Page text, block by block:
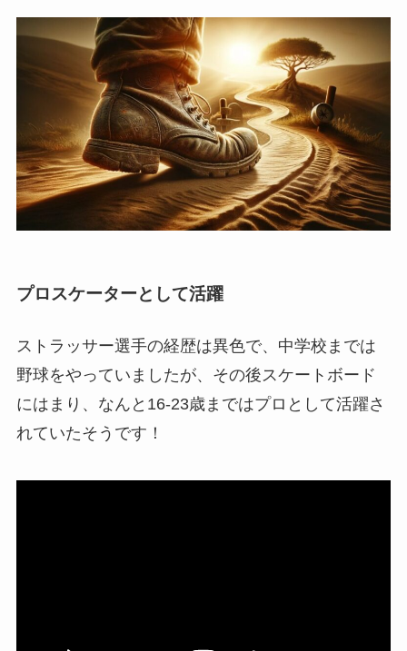
プロスケーターとして活躍
ストラッサー選手の経歴は異色で、中学校までは
野球をやっていましたが、その後スケートボード
にはまり、なんと16-23歳まではプロとして活躍さ
れていたそうです！